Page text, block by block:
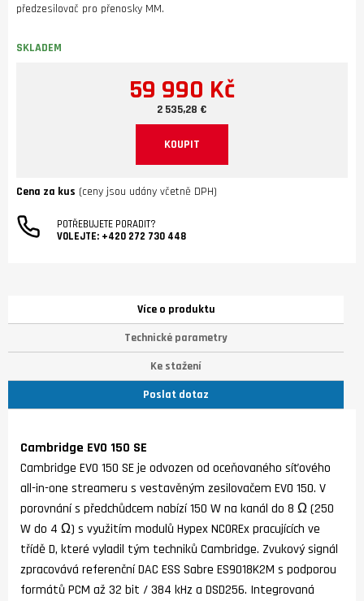
předzesilovač pro přenosky MM.
SKLADEM
59 990 Kč
2 535,28 €
KOUPIT
Cena za kus (ceny jsou udány včetně DPH)
POTŘEBUJETE PORADIT?
VOLEJTE: +420 272 730 448
Více o produktu
Technické parametry
Ke stažení
Poslat dotaz
Cambridge EVO 150 SE
Cambridge EVO 150 SE je odvozen od oceňovaného síťového
all-in-one streameru s vestavěným zesilovačem EVO 150. V
porovnání s předchůdcem nabízí 150 W na kanál do 8 Ω (250
W do 4 Ω) s využitím modulů Hypex NCOREx pracujících ve
třídě D, které vyladil tým techniků Cambridge. Zvukový signál
zpracovává referenční DAC ESS Sabre ES9018K2M s podporou
formátů PCM až 32 bit / 384 kHz a DSD256. Integrovaná